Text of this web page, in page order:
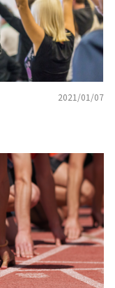
2021/01/07